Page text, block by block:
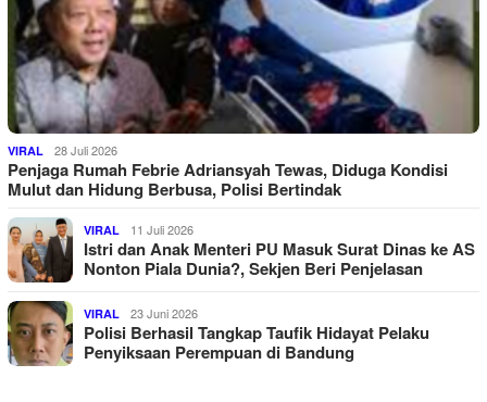
VIRAL 28 Juli 2026
Penjaga Rumah Febrie Adriansyah Tewas, Diduga Kondisi
Mulut dan Hidung Berbusa, Polisi Bertindak
VIRAL 11 Juli 2026
Istri dan Anak Menteri PU Masuk Surat Dinas ke AS
Nonton Piala Dunia?, Sekjen Beri Penjelasan
VIRAL 23 Juni 2026
Polisi Berhasil Tangkap Taufik Hidayat Pelaku
Penyiksaan Perempuan di Bandung